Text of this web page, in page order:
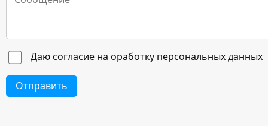
Даю согласие на оработку персональных данных
Отправить